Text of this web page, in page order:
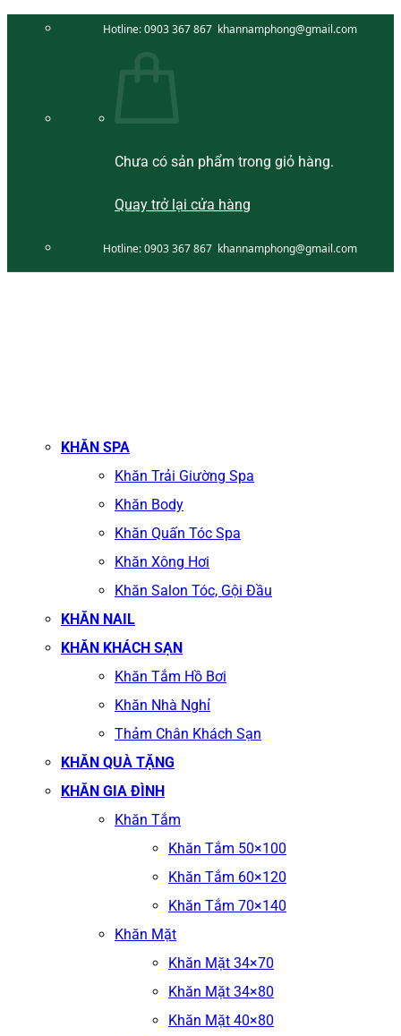
Hotline:0903 367 867 khannamphong@gmail.com
Chưa có sản phẩm trong giỏ hàng.
Quay trở lại cửa hàng
Hotline:0903 367 867 khannamphong@gmail.com
KHĂN SPA
Khăn Trải Giường Spa
Khăn Body
Khăn Quấn Tóc Spa
Khăn Xông Hơi
Khăn Salon Tóc, Gội Đầu
KHĂN NAIL
KHĂN KHÁCH SẠN
Khăn Tắm Hồ Bơi
Khăn Nhà Nghỉ
Thảm Chân Khách Sạn
KHĂN QUÀ TẶNG
KHĂN GIA ĐÌNH
Khăn Tắm
Khăn Tắm 50×100
Khăn Tắm 60×120
Khăn Tắm 70×140
Khăn Mặt
Khăn Mặt 34×70
Khăn Mặt 34×80
Khăn Mặt 40×80